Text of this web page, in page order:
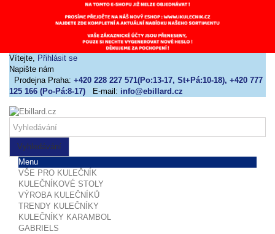
Vítejte, Přihlásit se
Napište nám
Prodejna Praha: +420 228 227 571(Po:13-17, St+Pá:10-18), +420 777
125 166 (Po-Pá:8-17)
E-mail: info@ebillard.cz
Vyhledávání
Menu
VŠE PRO KULEČNÍK
KULEČNÍKOVÉ STOLY
VÝROBA KULEČNÍKŮ
TRENDY KULEČNÍKY
KULEČNÍKY KARAMBOL
GABRIELS